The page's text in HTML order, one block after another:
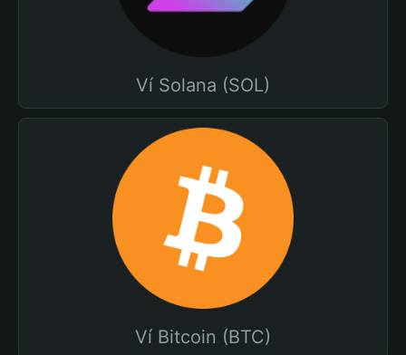
Ví Solana (SOL)
Ví Bitcoin (BTC)